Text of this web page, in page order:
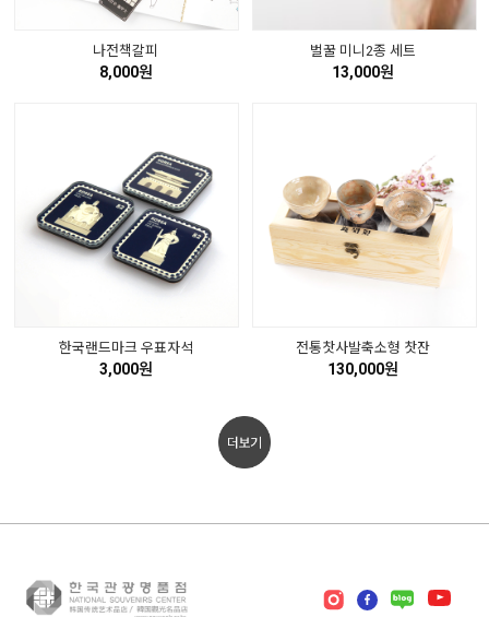
나전책갈피
8,000원
벌꿀 미니2종 세트
13,000원
한국랜드마크 우표자석
3,000원
전통찻사발축소형 찻잔
130,000원